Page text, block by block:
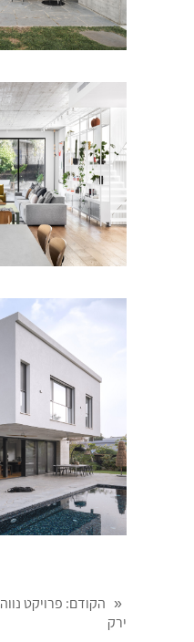
« הקודם: פרויקט נווה
ירק